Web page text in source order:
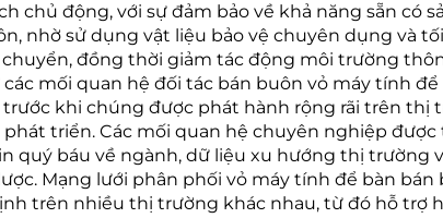
chủ động, với sự đảm bảo về khả năng sẵn có
nhờ sử dụng vật liệu bảo vệ chuyên dụng và
đồng thời giảm tác động môi trường
mối quan hệ đối tác bán buôn vỏ máy tính
khi chúng được phát hành rộng rãi trên
triển. Các mối quan hệ chuyên nghiệp
quý báu về ngành, dữ liệu xu hướng thị trường
Mạng lưới phân phối vỏ máy tính để bàn
trên nhiều thị trường khác nhau, từ đó hỗ trợ